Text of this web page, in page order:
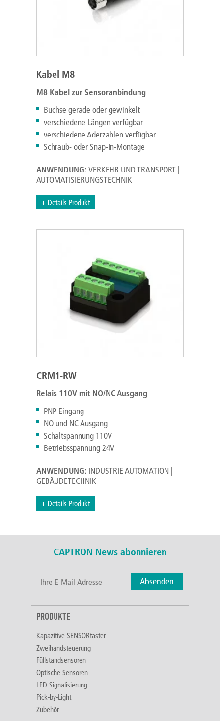
Kabel M8
M8 Kabel zur Sensoranbindung
Buchse gerade oder gewinkelt
verschiedene Längen verfügbar
verschiedene Aderzahlen verfügbar
Schraub- oder Snap-In-Montage
ANWENDUNG:VERKEHR UND TRANSPORT |
AUTOMATISIERUNGSTECHNIK
+ Details Produkt
CRM1-RW
Relais 110V mit NO/NC Ausgang
PNP Eingang
NO und NC Ausgang
Schaltspannung 110V
Betriebsspannung 24V
ANWENDUNG: INDUSTRIE AUTOMATION |
GEBÄUDETECHNIK
+ Details Produkt
CAPTRON News abonnieren
Absenden
PRODUKTE
Kapazitive SENSORtaster
Zweihandsteuerung
Füllstandsensoren
Optische Sensoren
LED Signalisierung
Pick-by-Light
Zubehör